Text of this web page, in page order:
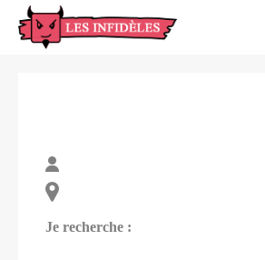
Je recherche :